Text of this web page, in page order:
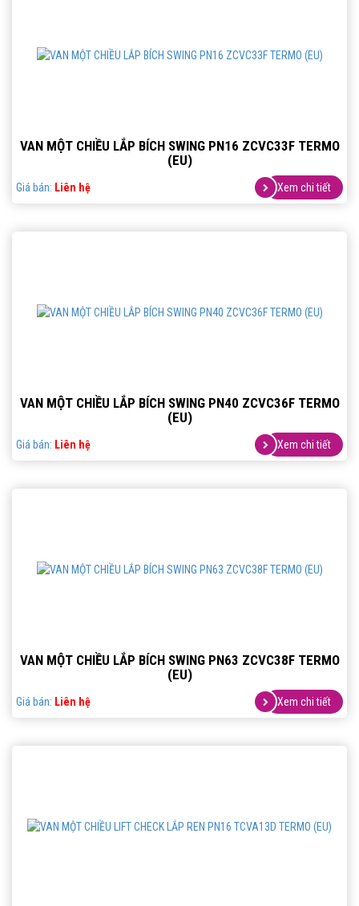
VAN MỘT CHIỀU LẮP BÍCH SWING PN16 ZCVC33F TERMO
(EU)
Giá bán: Liên hệ Xem chi tiết
VAN MỘT CHIỀU LẮP BÍCH SWING PN40 ZCVC36F TERMO
(EU)
Giá bán: Liên hệ Xem chi tiết
VAN MỘT CHIỀU LẮP BÍCH SWING PN63 ZCVC38F TERMO
(EU)
Giá bán: Liên hệ Xem chi tiết